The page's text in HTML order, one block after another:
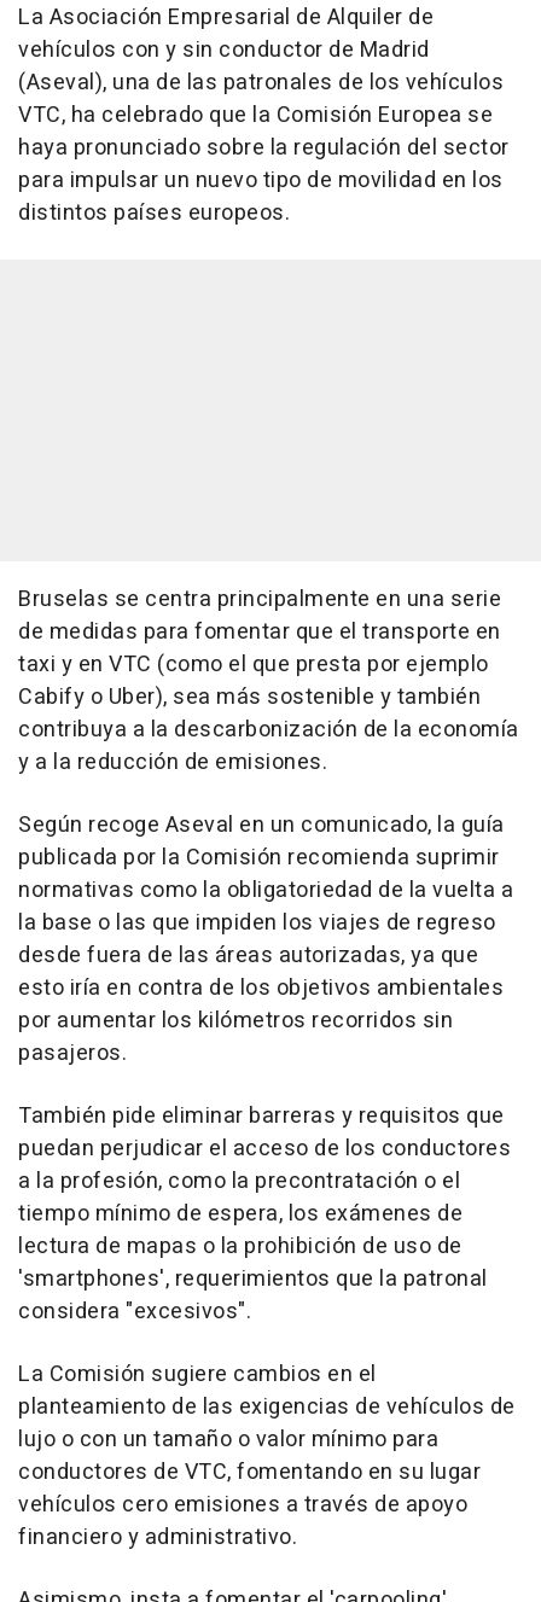
La Asociación Empresarial de Alquiler de
vehículos con y sin conductor de Madrid
(Aseval), una de las patronales de los vehículos
VTC, ha celebrado que la Comisión Europea se
haya pronunciado sobre la regulación del sector
para impulsar un nuevo tipo de movilidad en los
distintos países europeos.
Bruselas se centra principalmente en una serie
de medidas para fomentar que el transporte en
taxi y en VTC (como el que presta por ejemplo
Cabify o Uber), sea más sostenible y también
contribuya a la descarbonización de la economía
y a la reducción de emisiones.
Según recoge Aseval en un comunicado, la guía
publicada por la Comisión recomienda suprimir
normativas como la obligatoriedad de la vuelta a
la base o las que impiden los viajes de regreso
desde fuera de las áreas autorizadas, ya que
esto iría en contra de los objetivos ambientales
por aumentar los kilómetros recorridos sin
pasajeros.
También pide eliminar barreras y requisitos que
puedan perjudicar el acceso de los conductores
a la profesión, como la precontratación o el
tiempo mínimo de espera, los exámenes de
lectura de mapas o la prohibición de uso de
'smartphones', requerimientos que la patronal
considera "excesivos".
La Comisión sugiere cambios en el
planteamiento de las exigencias de vehículos de
lujo o con un tamaño o valor mínimo para
conductores de VTC, fomentando en su lugar
vehículos cero emisiones a través de apoyo
financiero y administrativo.